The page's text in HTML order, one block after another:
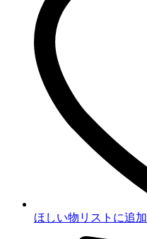
ほしい物リストに追加